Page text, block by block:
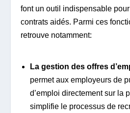
font un outil indispensable
contrats aidés. Parmi ces
retrouve notamment:
La gestion des offres
permet aux employeurs de
d’emploi directement sur la
simplifie le processus de